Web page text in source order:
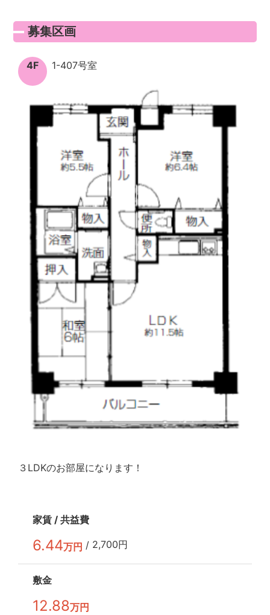
募集区画
4F 1-407号室
３LDKのお部屋になります！
家賃 /共益費
6.44万円 / 2,700円
敷金
12.88万円